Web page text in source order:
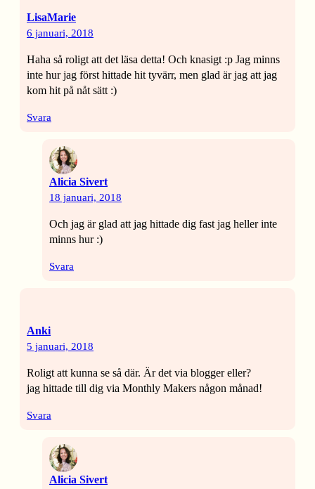
LisaMarie
6 januari, 2018
Haha så roligt att det läsa detta! Och knasigt :p Jag minns
inte hur jag först hittade hit tyvärr, men glad är jag att jag
kom hit på nåt sätt :)
Svara
Alicia Sivert
18 januari, 2018
Och jag är glad att jag hittade dig fast jag heller inte
minns hur :)
Svara
Anki
5 januari, 2018
Roligt att kunna se så där. Är det via blogger eller?
jag hittade till dig via Monthly Makers någon månad!
Svara
Alicia Sivert